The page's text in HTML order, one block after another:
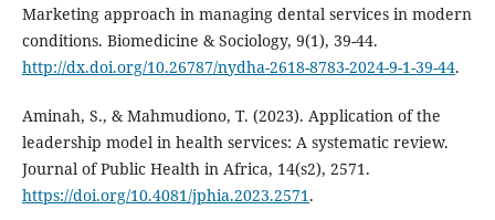
Marketing approach in managing dental services in modern
conditions. Biomedicine & Sociology, 9(1), 39-44.
http://dx.doi.org/10.26787/nydha-2618-8783-2024-9-1-39-44.
Aminah, S., & Mahmudiono, T. (2023). Application of the
leadership model in health services: A systematic review.
Journal of Public Health in Africa, 14(s2), 2571.
https://doi.org/10.4081/jphia.2023.2571.